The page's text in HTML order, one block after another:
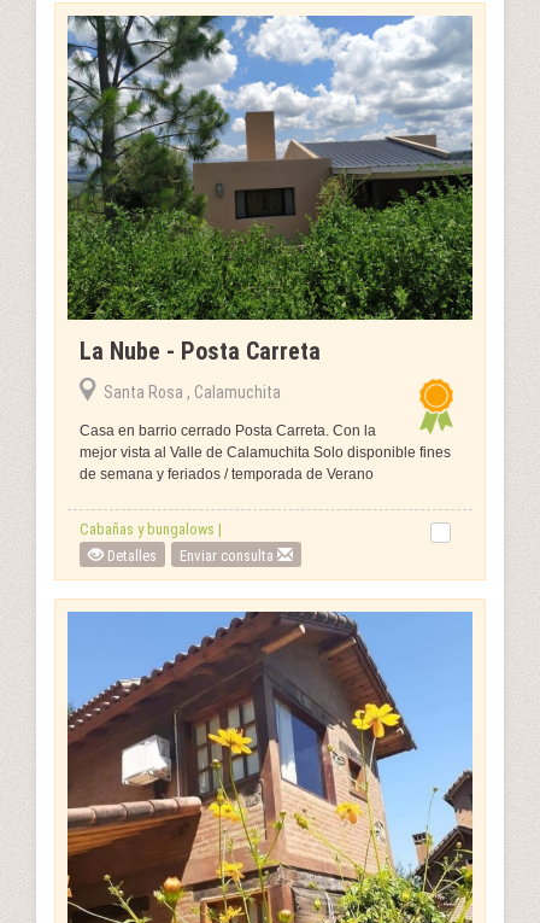
La Nube - Posta Carreta
Santa Rosa , Calamuchita
Casa en barrio cerrado Posta Carreta. Con la
mejor vista al Valle de Calamuchita Solo disponible fines
de semana y feriados / temporada de Verano
Cabañas y bungalows |
Detalles
Enviar consulta